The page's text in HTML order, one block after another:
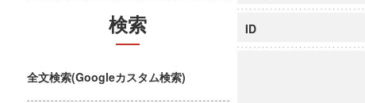
検索
全文検索(Googleカスタム検索)
ID